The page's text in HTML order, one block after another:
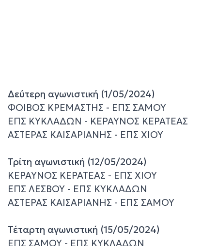
Δεύτερη αγωνιστική (1/05/2024)
ΦΟΙΒΟΣ ΚΡΕΜΑΣΤΗΣ - ΕΠΣ ΣΑΜΟΥ
ΕΠΣ ΚΥΚΛΑΔΩΝ - ΚΕΡΑΥΝΟΣ ΚΕΡΑΤΕΑΣ
ΑΣΤΕΡΑΣ ΚΑΙΣΑΡΙΑΝΗΣ - ΕΠΣ ΧΙΟΥ
Τρίτη αγωνιστική (12/05/2024)
ΚΕΡΑΥΝΟΣ ΚΕΡΑΤΕΑΣ - ΕΠΣ ΧΙΟΥ
ΕΠΣ ΛΕΣΒΟΥ - ΕΠΣ ΚΥΚΛΑΔΩΝ
ΑΣΤΕΡΑΣ ΚΑΙΣΑΡΙΑΝΗΣ - ΕΠΣ ΣΑΜΟΥ
Τέταρτη αγωνιστική (15/05/2024)
ΕΠΣ ΣΑΜΟΥ - ΕΠΣ ΚΥΚΛΑΔΩΝ